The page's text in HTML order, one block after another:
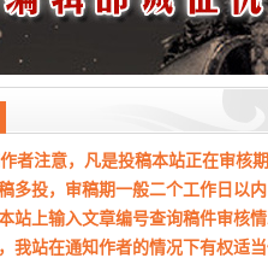
动新闻编辑事业的健康发展。
【文化、科学、教育、体育】 > 信
者注意，凡是投稿本站正在审核
多投，审稿期一般二个工作日以
站上输入文章编号查询稿件审核情
我站在通知作者的情况下有权适